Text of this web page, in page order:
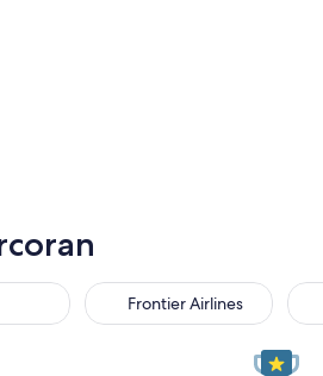
Frontier Airlines